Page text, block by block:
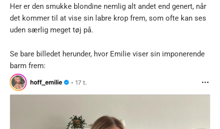
Her er den smukke blondine nemlig alt andet end genert, når
det kommer til at vise sin labre krop frem, som ofte kan ses
uden særlig meget tøj på.
Se bare billedet herunder, hvor Emilie viser sin imponerende
barm frem: